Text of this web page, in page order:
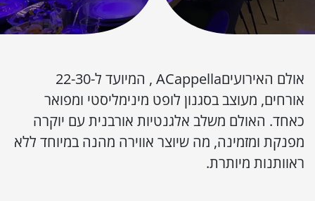
אולם האירועיםACappella , המיועד ל-22-30
אורחים, מעוצב בסגנון לופט מינימליסטי ומפואר
כאחד. האולם משלב אלגנטיות אורבנית עם יוקרה
מפנקת ומזמינה, מה שיוצר אווירה מהנה במיוחד ללא
ראוותנות מיותרת.